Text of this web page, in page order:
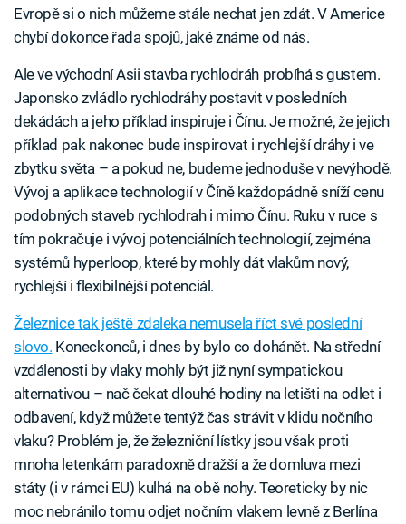
Evropě si o nich můžeme stále nechat jen zdát. V Americe
chybí dokonce řada spojů, jaké známe od nás.
Ale ve východní Asii stavba rychlodráh probíhá s gustem.
Japonsko zvládlo rychlodráhy postavit v posledních
dekádách a jeho příklad inspiruje i Čínu. Je možné, že jejich
příklad pak nakonec bude inspirovat i rychlejší dráhy i ve
zbytku světa – a pokud ne, budeme jednoduše v nevýhodě.
Vývoj a aplikace technologií v Číně každopádně sníží cenu
podobných staveb rychlodrah i mimo Čínu. Ruku v ruce s
tím pokračuje i vývoj potenciálních technologií, zejména
systémů hyperloop, které by mohly dát vlakům nový,
rychlejší i flexibilnější potenciál.
Železnice tak ještě zdaleka nemusela říct své poslední
slovo. Koneckonců, i dnes by bylo co dohánět. Na střední
vzdálenosti by vlaky mohly být již nyní sympatickou
alternativou – nač čekat dlouhé hodiny na letišti na odlet i
odbavení, když můžete tentýž čas strávit v klidu nočního
vlaku? Problém je, že železniční lístky jsou však proti
mnoha letenkám paradoxně dražší a že domluva mezi
státy (i v rámci EU) kulhá na obě nohy. Teoreticky by nic
moc nebránilo tomu odjet nočním vlakem levně z Berlína